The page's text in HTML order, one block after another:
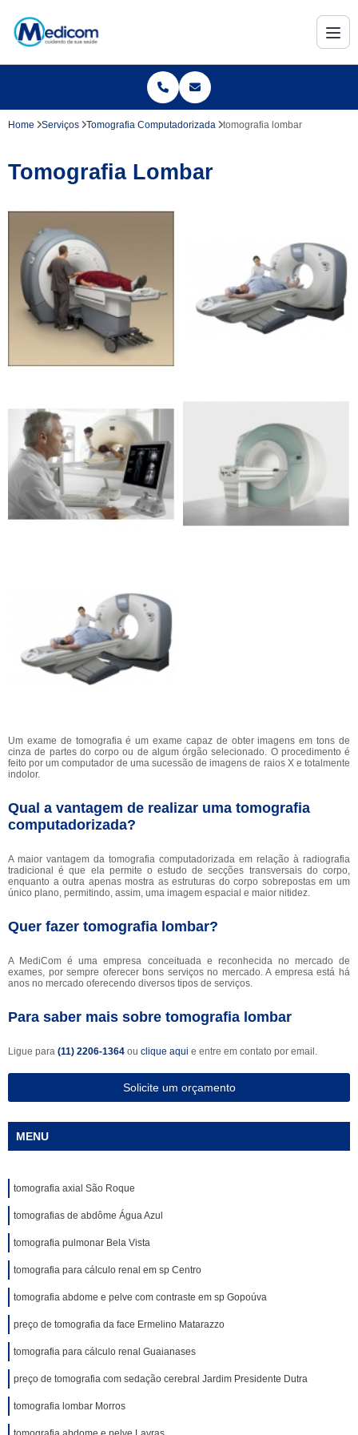
Home Serviços Tomografia Computadorizada tomografia lombar
Tomografia Lombar
Um exame de tomografia é um exame capaz de obter imagens em tons de
cinza de partes do corpo ou de algum órgão selecionado. O procedimento é
feito por um computador de uma sucessão de imagens de raios X e totalmente
indolor.
Qual a vantagem de realizar uma tomografia
computadorizada?
A maior vantagem da tomografia computadorizada em relação à radiografia
tradicional é que ela permite o estudo de secções transversais do corpo,
enquanto a outra apenas mostra as estruturas do corpo sobrepostas em um
único plano, permitindo, assim, uma imagem espacial e maior nitidez.
Quer fazer tomografia lombar?
A MediCom é uma empresa conceituada e reconhecida no mercado de
exames, por sempre oferecer bons serviços no mercado. A empresa está há
anos no mercado oferecendo diversos tipos de serviços.
Para saber mais sobre tomografia lombar
Ligue para (11) 2206-1364 ou clique aqui e entre em contato por email.
Solicite um orçamento
MENU
tomografia axial São Roque
tomografias de abdôme Água Azul
tomografia pulmonar Bela Vista
tomografia para cálculo renal em sp Centro
tomografia abdome e pelve com contraste em sp Gopoúva
preço de tomografia da face Ermelino Matarazzo
tomografia para cálculo renal Guaianases
preço de tomografia com sedação cerebral Jardim Presidente Dutra
tomografia lombar Morros